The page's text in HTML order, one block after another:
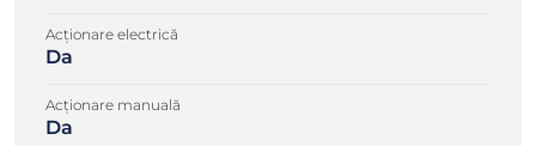
Acționare electrică
Da
Acționare manuală
Da